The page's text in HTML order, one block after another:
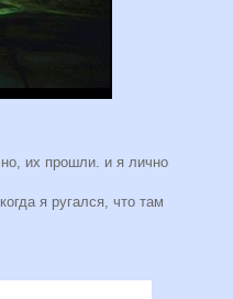
их прошли. и я лично
я ругался, что там